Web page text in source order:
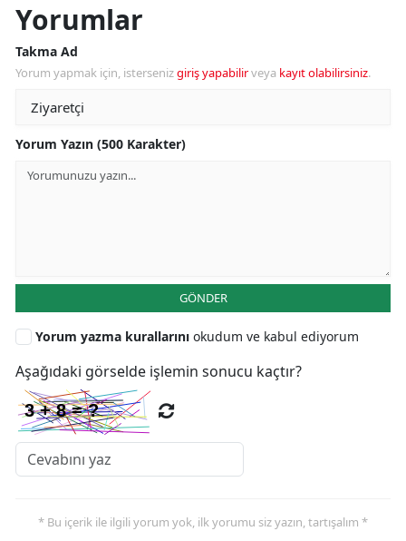
Yorumlar
Takma Ad
Yorum yapmak için, istersenizgiriş yapabilirveya kayıt olabilirsiniz.
Yorum Yazın (500 Karakter)
GÖNDER
Yorum yazma kurallarını okudum ve kabul ediyorum
Aşağıdaki görselde işlemin sonucu kaçtır?
* Bu içerik ile ilgili yorum yok, ilk yorumu siz yazın, tartışalım *